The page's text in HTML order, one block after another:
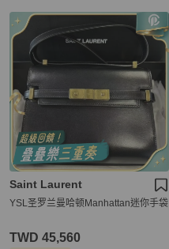
Saint Laurent
YSL圣罗兰曼哈顿Manhattan迷你手袋
TWD 45,560